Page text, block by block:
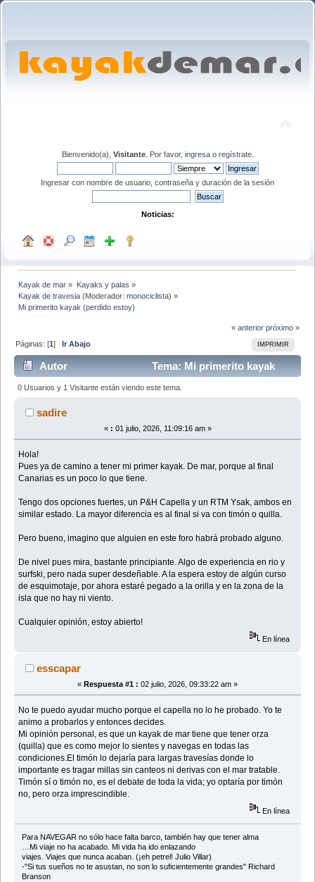
Bienvenido(a), Visitante. Por favor, ingresao regístrate.
Ingresar con nombre de usuario, contraseña y duración de la sesión
Noticias:
Kayak de mar » Kayaks y palas »
Kayak de travesia (Moderador:monociclista) »
Mi primerito kayak (perdido estoy)
« anterior próximo »
IMPRIMIR
Páginas: [1]Ir Abajo
Autor
Tema: Mi primerito kayak
(perdido estoy) (Leído 2350 veces)
0 Usuarios y 1 Visitante están viendo este tema.
sadire
« : 01 julio, 2026, 11:09:16 am »
Hola!
Pues ya de camino a tener mi primer kayak. De mar, porque al final
Canarias es un poco lo que tiene.
Tengo dos opciones fuertes, un P&H Capella y un RTM Ysak, ambos en
similar estado. La mayor diferencia es al final si va con timón o quilla.
Pero bueno, imagino que alguien en este foro habrá probado alguno.
De nivel pues mira, bastante principiante. Algo de experiencia en rio y
surfski, pero nada super desdeñable. A la espera estoy de algún curso
de esquimotaje, por ahora estaré pegado a la orilla y en la zona de la
isla que no hay ni viento.
Cualquier opinión, estoy abierto!
En línea
esscapar
« Respuesta #1 : 02 julio, 2026, 09:33:22 am »
No te puedo ayudar mucho porque el capella no lo he probado. Yo te
animo a probarlos y entonces decides.
Mi opinión personal, es que un kayak de mar tiene que tener orza
(quilla) que es como mejor lo sientes y navegas en todas las
condiciones.El timón lo dejaría para largas travesías donde lo
importante es tragar millas sin canteos ni derivas con el mar tratable.
Timón sí o timón no, es el debate de toda la vida; yo optaría por timón
no, pero orza imprescindible.
En línea
Para NAVEGAR no sólo hace falta barco, también hay que tener alma
…Mi viaje no ha acabado. Mi vida ha ido enlazando
viajes. Viajes que nunca acaban. (¡eh petrel! Julio Villar)
-"Si tus sueños no te asustan, no son lo suficientemente grandes" Richard
Branson